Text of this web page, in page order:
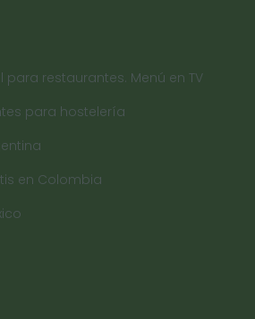
restaurantes. Menú en TV
para hostelería
en Colombia